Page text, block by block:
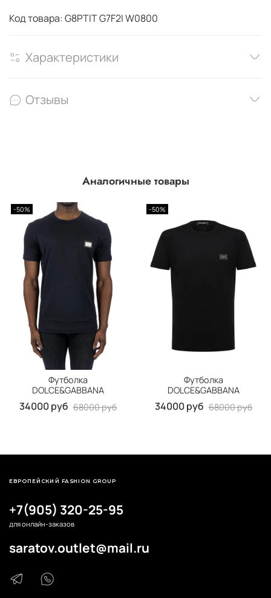
Код товара: G8PTIT G7F2I W0800
Характеристики
Отзывы
Аналогичные товары
-50%
Футболка
DOLCE&GABBANA
34000 руб 68000 руб
-50%
Футболка
DOLCE&GABBANA
34000 руб 68000 руб
+7(905) 320-25-95
для онлайн-заказов
saratov.outlet@mail.ru
ЕВРОПЕЙСКИЙ FASHION GROUP